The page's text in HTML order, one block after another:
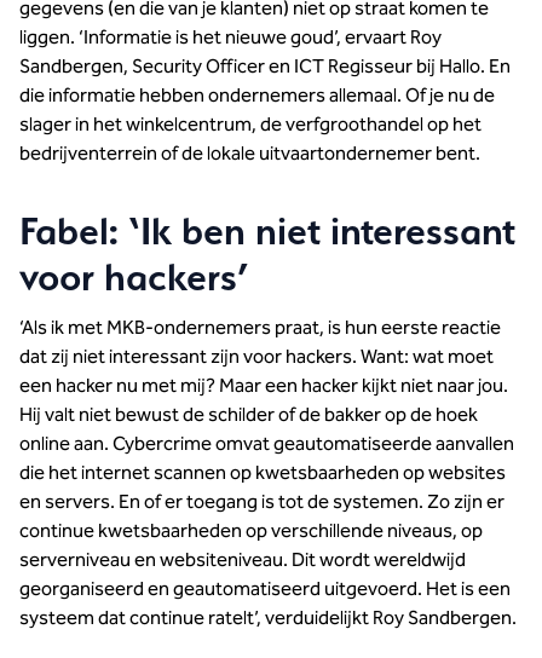
gegevens (en die van je klanten) niet op straat komen te
liggen. ‘Informatie is het nieuwe goud’, ervaart Roy
Sandbergen, Security Officer en ICT Regisseur bij Hallo. En
die informatie hebben ondernemers allemaal. Of je nu de
slager in het winkelcentrum, de verfgroothandel op het
bedrijventerrein of de lokale uitvaartondernemer bent.
Fabel: ‘Ik ben niet interessant
voor hackers’
‘Als ik met MKB-ondernemers praat, is hun eerste reactie
dat zij niet interessant zijn voor hackers. Want: wat moet
een hacker nu met mij? Maar een hacker kijkt niet naar jou.
Hij valt niet bewust de schilder of de bakker op de hoek
online aan. Cybercrime omvat geautomatiseerde aanvallen
die het internet scannen op kwetsbaarheden op websites
en servers. En of er toegang is tot de systemen. Zo zijn er
continue kwetsbaarheden op verschillende niveaus, op
serverniveau en websiteniveau. Dit wordt wereldwijd
georganiseerd en geautomatiseerd uitgevoerd. Het is een
systeem dat continue ratelt’, verduidelijkt Roy Sandbergen.